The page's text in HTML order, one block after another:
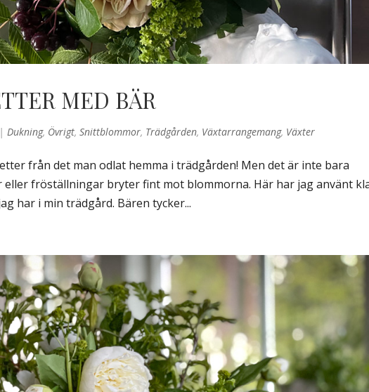
MED BÄR
|Dukning, Övrigt,Snittblommor, Trädgården, Växtarrangemang, Växter
från det man odlat hemma i trädgården! Men det är inte bara
eller fröställningar bryter fint mot blommorna. Här har jag använt
har i min trädgård. Bären tycker...